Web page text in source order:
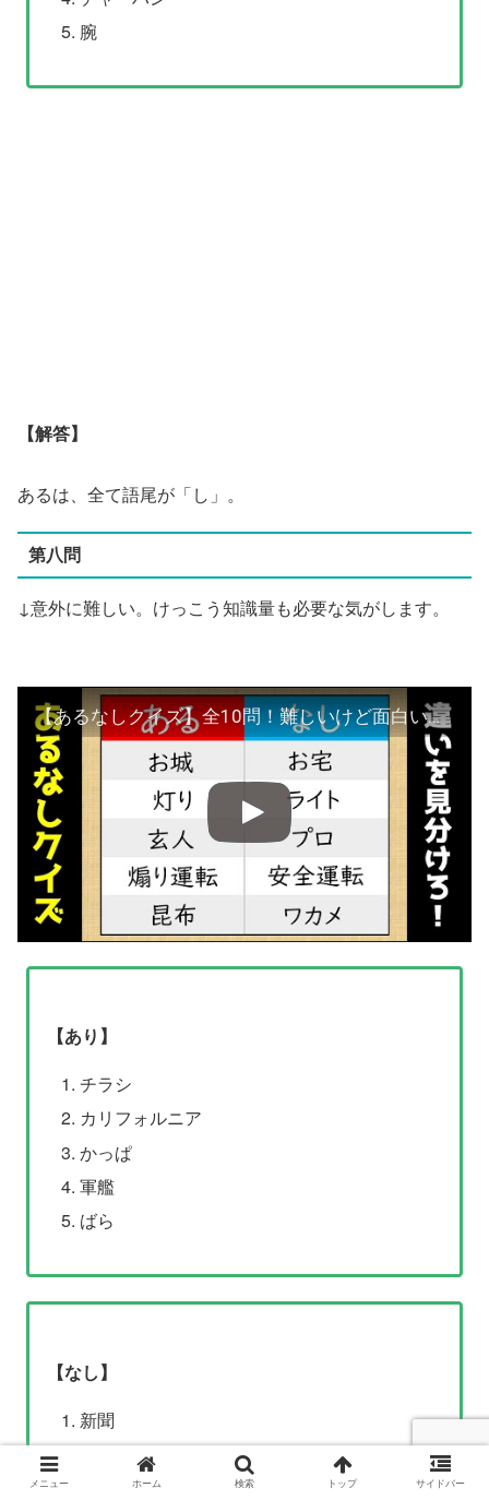
腕
【解答】
あるは、全て語尾が「し」。
第八問
↓意外に難しい。けっこう知識量も必要な気がします。
【あるなしクイズ】全10問！難しいけど面白い脳トレ問題を紹介【難問あり】
【あり】
チラシ
カリフォルニア
かっぱ
軍艦
ばら
【なし】
新聞
テキサス
メニュー ホーム 検索 トップ サイドバー